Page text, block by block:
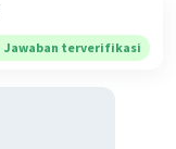
Jawaban terverifikasi